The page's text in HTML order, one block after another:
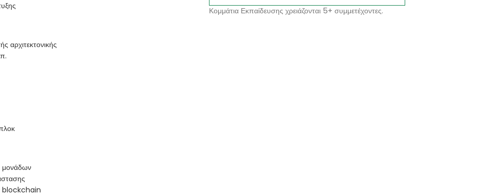
αρχιτεκτονικής
μονάδων
blockchain
Κομμάτια Εκπαίδευσης χρειάζονται 5+ συμμετέχοντες.